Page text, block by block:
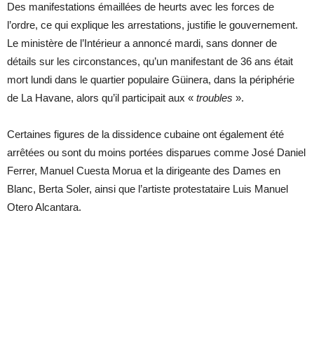
Des manifestations émaillées de heurts avec les forces de
l’ordre, ce qui explique les arrestations, justifie le gouvernement.
Le ministère de l’Intérieur a annoncé mardi, sans donner de
détails sur les circonstances, qu’un manifestant de 36 ans était
mort lundi dans le quartier populaire Güinera, dans la périphérie
de La Havane, alors qu’il participait aux « troubles ».
Certaines figures de la dissidence cubaine ont également été
arrêtées ou sont du moins portées disparues comme José Daniel
Ferrer, Manuel Cuesta Morua et la dirigeante des Dames en
Blanc, Berta Soler, ainsi que l’artiste protestataire Luis Manuel
Otero Alcantara.